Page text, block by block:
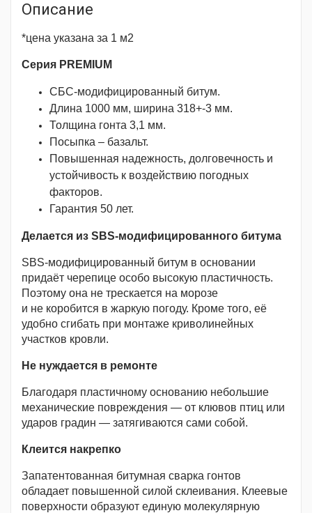
Описание
*цена указана за 1 м2
Серия PREMIUM
СБС-модифицированный битум.
Длина 1000 мм, ширина 318+-3 мм.
Толщина гонта 3,1 мм.
Посыпка – базальт.
Повышенная надежность, долговечность и
устойчивость к воздействию погодных
факторов.
Гарантия 50 лет.
Делается из SBS-модифицированного битума
SBS-модифицированный битум в основании
придаёт черепице особо высокую пластичность.
Поэтому она не трескается на морозе
и не коробится в жаркую погоду. Кроме того, её
удобно сгибать при монтаже криволинейных
участков кровли.
Не нуждается в ремонте
Благодаря пластичному основанию небольшие
механические повреждения — от клювов птиц или
ударов градин — затягиваются сами собой.
Клеится накрепко
Запатентованная битумная сварка гонтов
обладает повышенной силой склеивания. Клеевые
поверхности образуют единую молекулярную